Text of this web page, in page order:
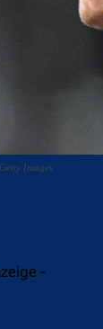
Images
-